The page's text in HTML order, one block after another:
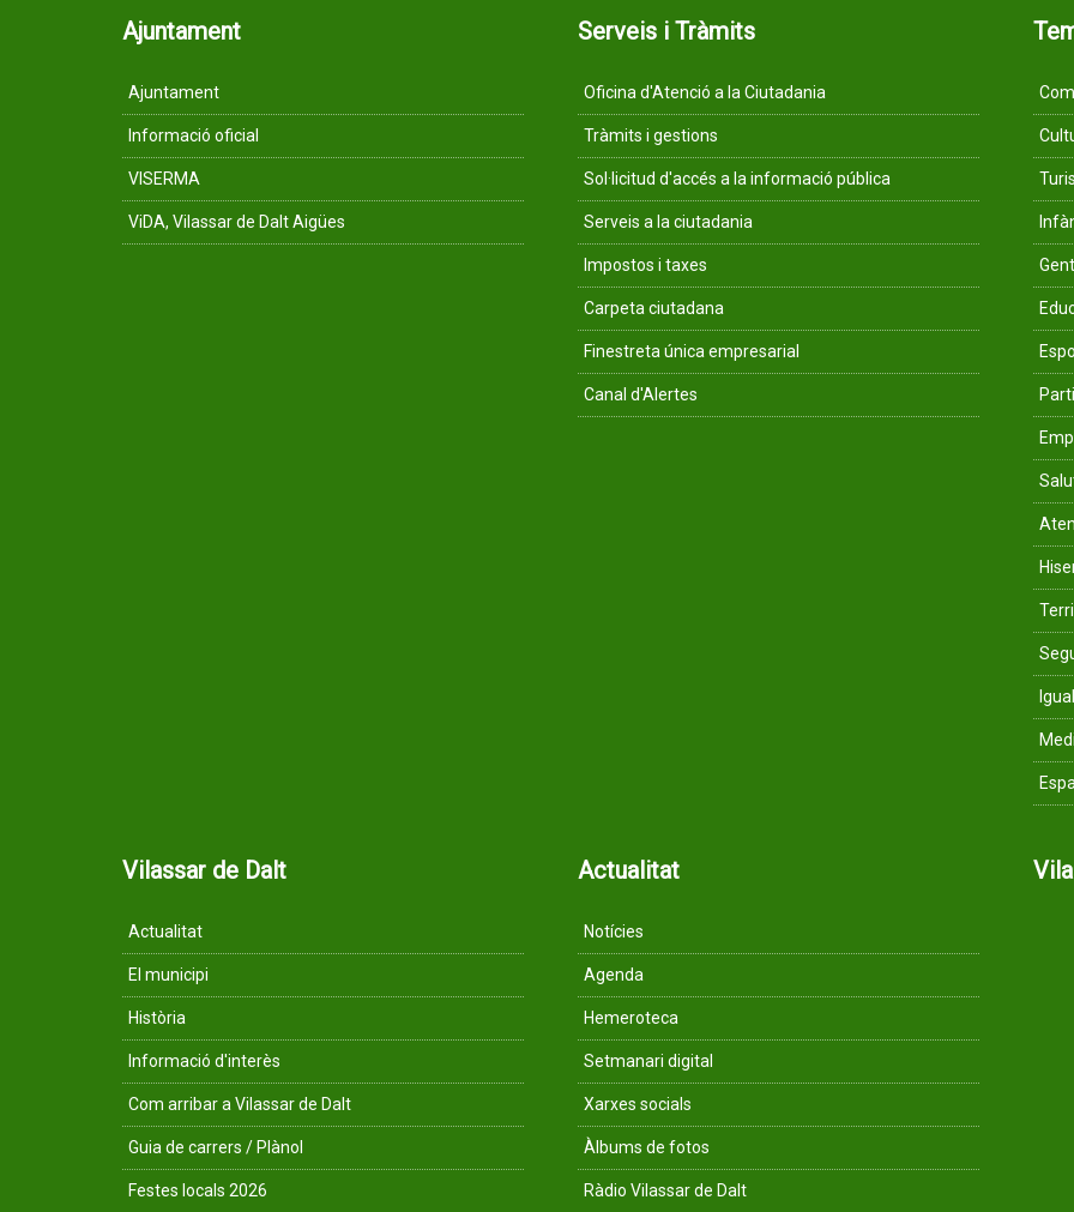
Ajuntament
Ajuntament
Informació oficial
VISERMA
ViDA, Vilassar de Dalt Aigües
Serveis i Tràmits
Oficina d'Atenció a la Ciutadania
Tràmits i gestions
Sol·licitud d'accés a la informació pública
Serveis a la ciutadania
Impostos i taxes
Carpeta ciutadana
Finestreta única empresarial
Canal d'Alertes
Vilassar de Dalt
Actualitat
El municipi
Història
Informació d'interès
Com arribar a Vilassar de Dalt
Guia de carrers / Plànol
Festes locals 2026
Actualitat
Notícies
Agenda
Hemeroteca
Setmanari digital
Xarxes socials
Àlbums de fotos
Ràdio Vilassar de Dalt